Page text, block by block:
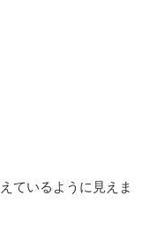
ているように見えま